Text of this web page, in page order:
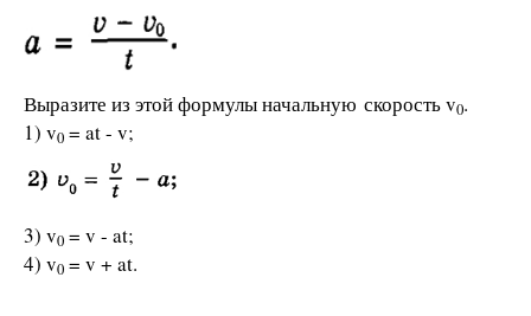
Выразите из этой формулы начальную скорость v0.
1) v0 = at - v;
3) v0 = v - at;
4) v0 = v + at.